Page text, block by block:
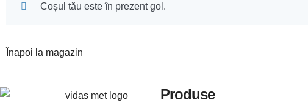
Coșul tău este în prezent gol.
Înapoi la magazin
Produse